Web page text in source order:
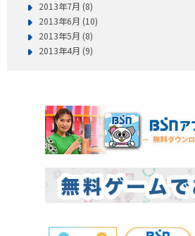
2013年7月 (8)
2013年6月 (10)
2013年5月 (8)
2013年4月 (9)